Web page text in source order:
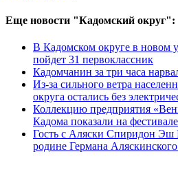
Еще новости "Кадомский округ":
В Кадомском округе в новом
пойдет 31 первоклассник
Кадомчанин за три часа
Из-за сильного ветра
округа остались без
Коллекцию предприятия
Кадома показали на
Гость с Аляски Спиридон Эш
родине Германа